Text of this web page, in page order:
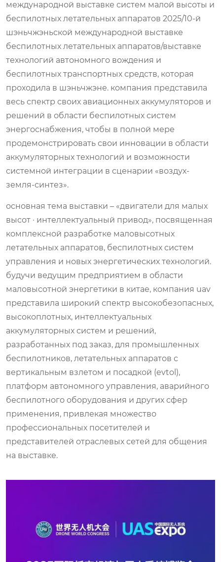
международной выставке систем малой высоты и
беспилотных летательных аппаратов 2025/10-й
шэньчжэньской международной выставке
беспилотных летательных аппаратов/выставке
технологий автономного вождения и
беспилотных транспортных средств, которая
проходила в шэньчжэне. компания представила
весь спектр своих авиационных аккумуляторов и
решений в области беспилотных систем
энергоснабжения, чтобы в полной мере
продемонстрировать свои инновации в области
аккумуляторных технологий и возможности
системной интеграции в сценарии «воздух-
земля-синтез».
основная тема выставки – «двигатели для малых
высот · интеллектуальный привод», посвященная
комплексной разработке маловысотных
летательных аппаратов, беспилотных систем
управления и новых энергетических технологий.
будучи ведущим предприятием в области
маловысотной энергетики в китае, компания uav
представила широкий спектр высокобезопасных,
высокоплотных, интеллектуальных
аккумуляторных систем и решений,
разработанных под заказ, для промышленных
беспилотников, летательных аппаратов с
вертикальным взлетом и посадкой (evtol),
платформ автономного управления, аварийного
беспилотного оборудования и других сфер
применения, привлекая множество
профессиональных посетителей и
представителей отраслевых сетей для общения
на выставке.